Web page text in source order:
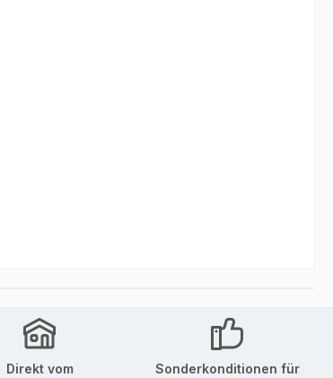
Direkt vom
Sonderkonditionen für